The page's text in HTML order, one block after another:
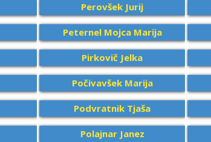
Perovšek Jurij
Peternel Mojca Marija
Pirkovič Jelka
Počivavšek Marija
Podvratnik Tjaša
Polajnar Janez